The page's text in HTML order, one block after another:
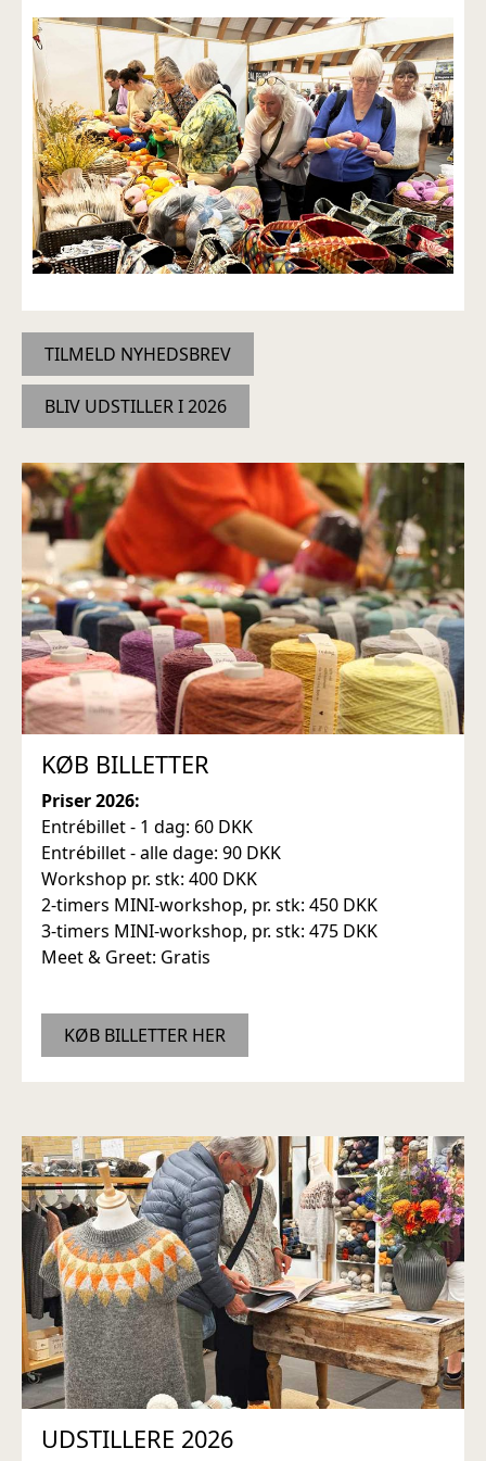
TILMELD NYHEDSBREV
BLIV UDSTILLER I 2026
KØB BILLETTER
Priser 2026:
Entrébillet - 1 dag: 60 DKK
Entrébillet - alle dage: 90 DKK
Workshop pr. stk: 400 DKK
2-timers MINI-workshop, pr. stk: 450 DKK
3-timers MINI-workshop, pr. stk: 475 DKK
Meet & Greet: Gratis
KØB BILLETTER HER
UDSTILLERE 2026